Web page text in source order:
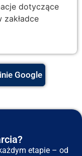
dotyczące
Google
etapie – od